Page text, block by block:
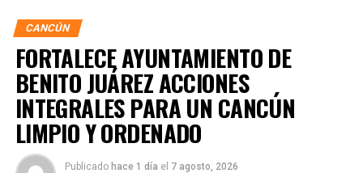
CANCÚN
FORTALECE AYUNTAMIENTO DE
BENITO JUÁREZ ACCIONES
INTEGRALES PARA UN CANCÚN
LIMPIO Y ORDENADO
Publicado hace 1 día el 7 agosto, 2026